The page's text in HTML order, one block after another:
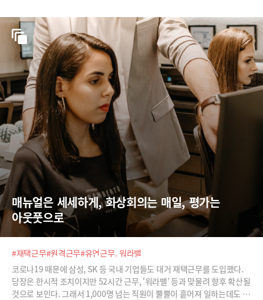
매뉴얼은 세세하게, 화상회의는 매일, 평가는
아웃풋으로
#재택근무#원격근무#유연근무. 워라밸
코로나19 때문에 삼성, SK 등 국내 기업들도 대거 재택근무를 도입했다.
당장은 한시적 조치이지만 52시간 근무, ‘워라밸’ 등과 맞물려 향후 확산될
것으로 보인다. 그래서 1,000명 넘는 직원이 뿔뿔이 흩어져 일하는데도 생